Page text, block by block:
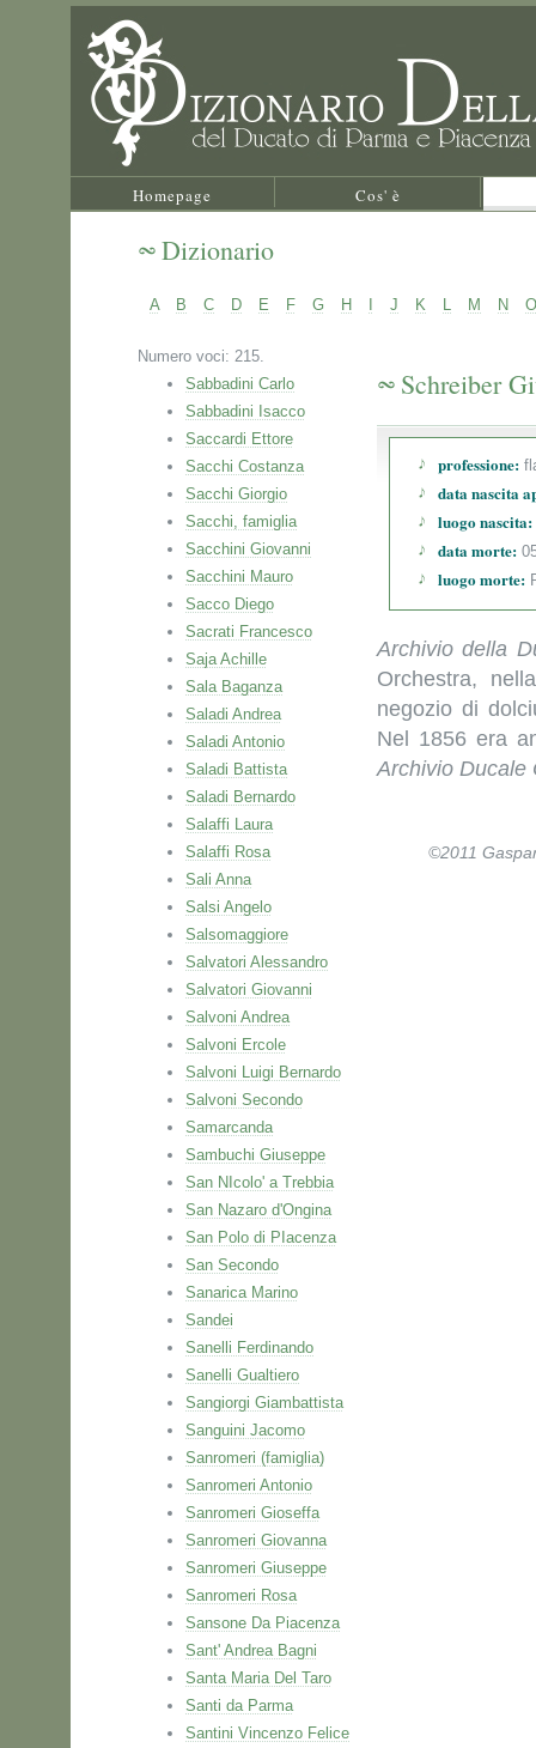
Homepage Cos' è
Dizionario
A B C D E F G H J K L M N O
Numero voci: 215.
Sabbadini Carlo
Sabbadini Isacco
Saccardi Ettore
Sacchi Costanza
Sacchi Giorgio
Sacchi, famiglia
Sacchini Giovanni
Sacchini Mauro
Sacco Diego
Sacrati Francesco
Saja Achille
Sala Baganza
Saladi Andrea
Saladi Antonio
Saladi Battista
Saladi Bernardo
Salaffi Laura
Salaffi Rosa
Sali Anna
Salsi Angelo
Salsomaggiore
Salvatori Alessandro
Salvatori Giovanni
Salvoni Andrea
Salvoni Ercole
Salvoni Luigi Bernardo
Salvoni Secondo
Samarcanda
Sambuchi Giuseppe
San NIcolo' a Trebbia
San Nazaro d'Ongina
San Polo di PIacenza
San Secondo
Sanarica Marino
Sandei
Sanelli Ferdinando
Sanelli Gualtiero
Sangiorgi Giambattista
Sanguini Jacomo
Sanromeri (famiglia)
Sanromeri Antonio
Sanromeri Gioseffa
Sanromeri Giovanna
Sanromeri Giuseppe
Sanromeri Rosa
Sansone Da Piacenza
Sant' Andrea Bagni
Santa Maria Del Taro
Santi da Parma
Santini Vincenzo Felice
Schreiber
professione:
data nascita
luogo nascita:
data morte:
luogo morte:
Archivio della
Orchestra,
negozio di
Nel 1856 era
Archivio Ducale
©2011